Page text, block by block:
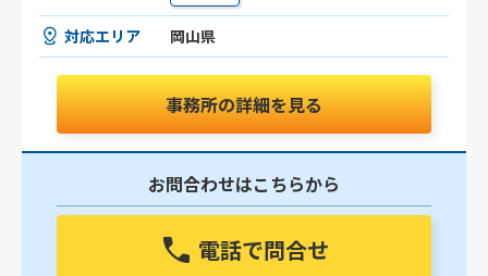
対応エリア 岡山県
事務所の詳細を見る
お問合わせはこちらから
電話で問合せ